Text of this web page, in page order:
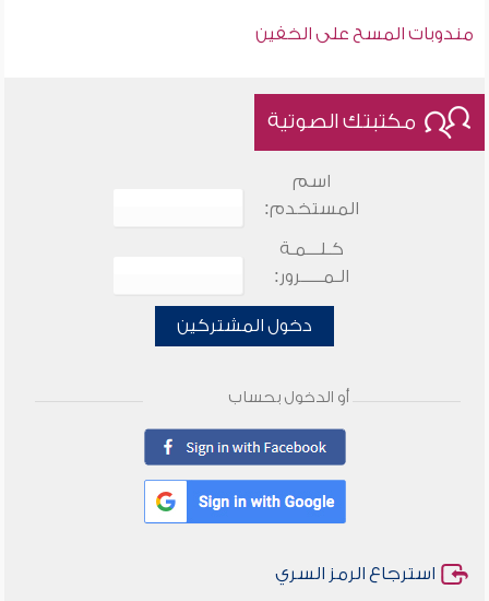
مندوبات المسح على الخفين
مكتبتك الصوتية
اسم
المستخدم:
كـلـــمـة
الـمـــــرور:
دخول المشتركين
أو الدخول بحساب
استرجاع الرمز السري